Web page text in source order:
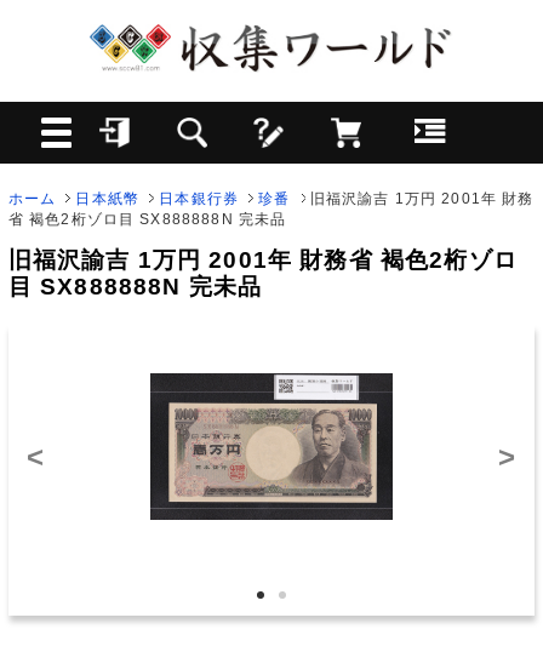
ホーム 日本紙幣 日本銀行券 珍番
旧福沢諭吉 1万円 2001年 財務
省 褐色2桁ゾロ目 SX888888N 完未品
旧福沢諭吉 1万円 2001年 財務省 褐色2桁ゾロ
目 SX888888N 完未品
< >